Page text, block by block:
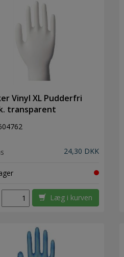
Vinyl XL Pudderfri
transparent
24,30 DKK
Læg i kurven